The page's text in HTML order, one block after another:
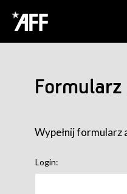
Wypełnij formularz
Login: